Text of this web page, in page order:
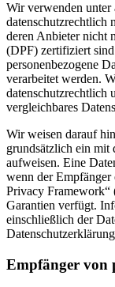
Wir verwenden unter
datenschutzrechtlich
deren Anbieter nicht
(DPF) zertifiziert
personenbezogene
verarbeitet werden.
datenschutzrechtlich
vergleichbares
Wir weisen darauf
grundsätzlich ein mit
aufweisen. Eine
wenn der
Privacy Framework“
Garantien verfügt.
einschließlich der
Empfänger von